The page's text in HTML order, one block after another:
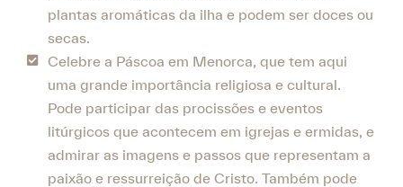
plantas aromáticas da ilha e podem ser doces ou
secas.
Celebre a Páscoa em Menorca, que tem aqui
uma grande importância religiosa e cultural.
Pode participar das procissões e eventos
litúrgicos que acontecem em igrejas e ermidas, e
admirar as imagens e passos que representam a
paixão e ressurreição de Cristo. Também pode